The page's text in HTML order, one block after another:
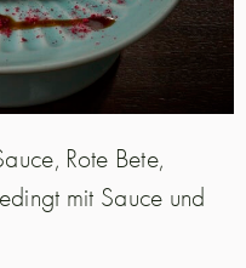
Rote Bete,
mit Sauce und